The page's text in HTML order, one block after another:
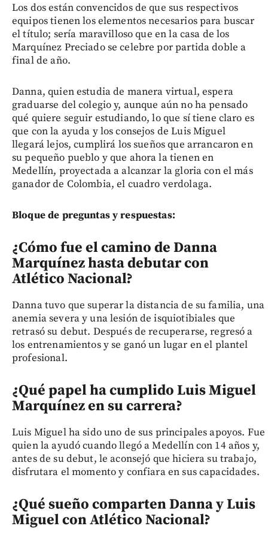
Los dos están convencidos de que sus respectivos
equipos tienen los elementos necesarios para buscar
el título; sería maravilloso que en la casa de los
Marquínez Preciado se celebre por partida doble a
final de año.
Danna, quien estudia de manera virtual, espera
graduarse del colegio y, aunque aún no ha pensado
qué quiere seguir estudiando, lo que sí tiene claro es
que con la ayuda y los consejos de Luis Miguel
llegará lejos, cumplirá los sueños que arrancaron en
su pequeño pueblo y que ahora la tienen en
Medellín, proyectada a alcanzar la gloria con el más
ganador de Colombia, el cuadro verdolaga.
Bloque de preguntas y respuestas:
¿Cómo fue el camino de Danna
Marquínez hasta debutar con
Atlético Nacional?
Danna tuvo que superar la distancia de su familia, una
anemia severa y una lesión de isquiotibiales que
retrasó su debut. Después de recuperarse, regresó a
los entrenamientos y se ganó un lugar en el plantel
profesional.
¿Qué papel ha cumplido Luis Miguel
Marquínez en su carrera?
Luis Miguel ha sido uno de sus principales apoyos. Fue
quien la ayudó cuando llegó a Medellín con 14 años y,
antes de su debut, le aconsejó que hiciera su trabajo,
disfrutara el momento y confiara en sus capacidades.
¿Qué sueño comparten Danna y Luis
Miguel con Atlético Nacional?